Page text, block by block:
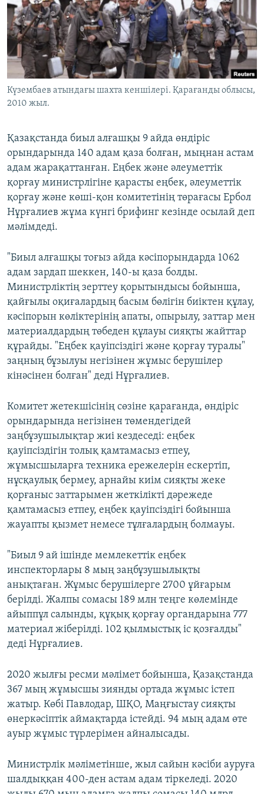
ЖАЗЫЛЫҢЫЗ
Басқа тілдерде
Күзембаев атындағы шахта кеншілері. Қарағанды облысы,
2010 жыл.
Қазақстанда биыл алғашқы 9 айда өндіріс
орындарында 140 адам қаза болған, мыңнан астам
адам жарақаттанған. Еңбек және әлеуметтік
қорғау министрлігіне қарасты еңбек, әлеуметтік
қорғау және көші-қон комитетінің төрағасы Ербол
Нұрғалиев жұма күнгі брифинг кезінде осылай деп
мәлімдеді.
"Биыл алғашқы тоғыз айда кәсіпорындарда 1062
адам зардап шеккен, 140-ы қаза болды.
Министрліктің зерттеу қорытындысы бойынша,
қайғылы оқиғалардың басым бөлігін биіктен құлау,
кәсіпорын көліктерінің апаты, опырылу, заттар мен
материалдардың төбеден құлауы сияқты жайттар
құрайды. "Еңбек қауіпсіздігі және қорғау туралы"
заңның бұзылуы негізінен жұмыс берушілер
кінәсінен болған" деді Нұрғалиев.
Комитет жетекшісінің сөзіне қарағанда, өндіріс
орындарында негізінен төмендегідей
заңбұзушылықтар жиі кездеседі: еңбек
қауіпсіздігін толық қамтамасыз етпеу,
жұмысшыларға техника ережелерін ескертіп,
нұсқаулық бермеу, арнайы киім сияқты жеке
қорғаныс заттарымен жеткілікті дәрежеде
қамтамасыз етпеу, еңбек қауіпсіздігі бойынша
жауапты қызмет немесе тұлғалардың болмауы.
"Биыл 9 ай ішінде мемлекеттік еңбек
инспекторлары 8 мың заңбұзушылықты
анықтаған. Жұмыс берушілерге 2700 ұйғарым
берілді. Жалпы сомасы 189 млн теңге көлемінде
айыппұл салынды, құқық қорғау органдарына 777
материал жіберілді. 102 қылмыстық іс қозғалды"
деді Нұрғалиев.
2020 жылғы ресми мәлімет бойынша, Қазақстанда
367 мың жұмысшы зиянды ортада жұмыс істеп
жатыр. Көбі Павлодар, ШҚО, Маңғыстау сияқты
өнеркәсіптік аймақтарда істейді. 94 мың адам өте
ауыр жұмыс түрлерімен айналысады.
Министрлік мәліметінше, жыл сайын кәсіби ауруға
шалдыққан 400-ден астам адам тіркеледі. 2020